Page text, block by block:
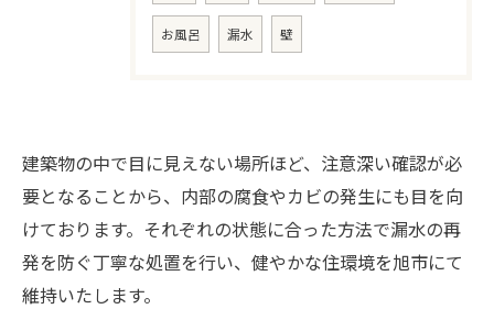
お風呂 漏水 壁
建築物の中で目に見えない場所ほど、注意深い確認が必
要となることから、内部の腐食やカビの発生にも目を向
けております。それぞれの状態に合った方法で漏水の再
発を防ぐ丁寧な処置を行い、健やかな住環境を旭市にて
維持いたします。